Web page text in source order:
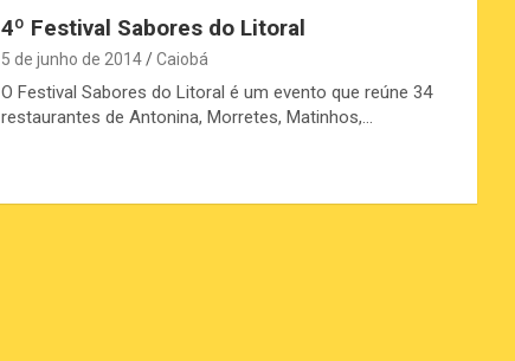
4º Festival Sabores do Litoral
5 de junho de 2014 Caiobá
O Festival Sabores do Litoral é um evento que reúne 34
restaurantes de Antonina, Morretes, Matinhos,…